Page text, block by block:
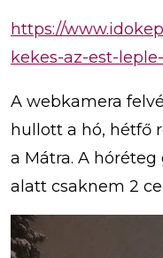
https://
kekes-az-est-
A webkamera
hullott a hó, hétfő
a Mátra. A
alatt csaknem 2